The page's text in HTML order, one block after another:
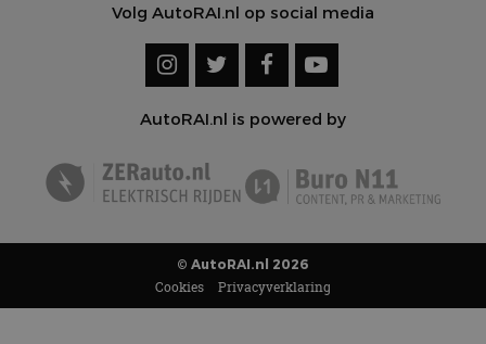
Volg AutoRAI.nl op social media
AutoRAI.nl is powered by
© AutoRAI.nl 2026
Cookies Privacyverklaring